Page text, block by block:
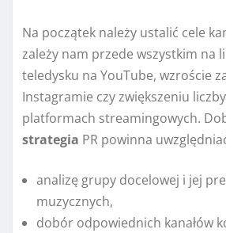
Na początek należy ustalić cele
zależy nam przede wszystkim na
teledysku na YouTube, wzroście
Instagramie czy zwiększeniu
platformach streamingowych.
strategia PR powinna
analizę grupy docelowej i jej
muzycznych,
dobór odpowiednich kanałów